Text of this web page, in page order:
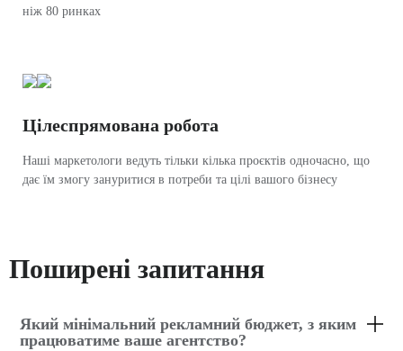
ніж 80 ринках
Цілеспрямована робота
Наші маркетологи ведуть тільки кілька проєктів одночасно, що
дає їм змогу зануритися в потреби та цілі вашого бізнесу
Поширені запитання
Який мінімальний рекламний бюджет, з яким
працюватиме ваше агентство?